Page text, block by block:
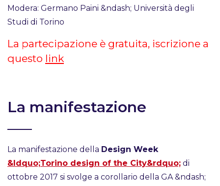
Modera: Germano Paini &ndash; Università degli
Studi di Torino
La partecipazione è gratuita, iscrizione a
questo link
La manifestazione
La manifestazione della Design Week
&ldquo;Torino design of the City&rdquo; di
ottobre 2017 si svolge a corollario della GA &ndash;